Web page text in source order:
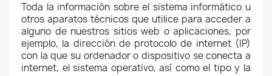
Toda la información sobre el sistema informático u
otros aparatos técnicos que utilice para acceder a
alguno de nuestros sitios web o aplicaciones, por
ejemplo, la dirección de protocolo de internet (IP)
con la que su ordenador o dispositivo se conecta a
internet, el sistema operativo, así como el tipo y la